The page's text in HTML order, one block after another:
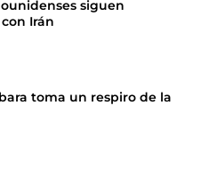
siguen
Irán
toma un respiro de la